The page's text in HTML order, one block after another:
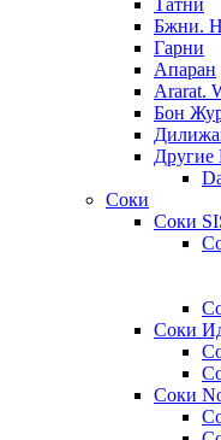
Татни
Бжни.
Гарни
Апаран
Ararat.
Бон
Другие
Соки
Соки
Соки
Соки